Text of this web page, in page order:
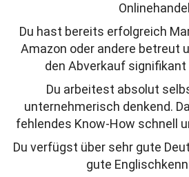
Onlinehandel
Du hast bereits erfolgreich
Amazon oder andere betreut
den Abverkauf
Du arbeitest absolut
unternehmerisch denkend.
fehlendes Know-How schnell
Du verfügst über sehr gute
gute